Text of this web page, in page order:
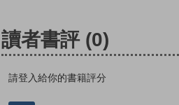
讀者書評 (0)
請登入給你的書籍評分